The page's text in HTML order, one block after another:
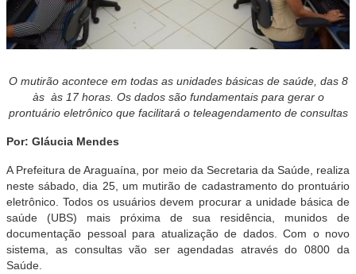
O mutirão acontece em todas as unidades básicas de saúde, das 8
às às 17 horas. Os dados são fundamentais para gerar o
prontuário eletrônico que facilitará o teleagendamento de consultas
Por: Gláucia Mendes
A Prefeitura de Araguaína, por meio da Secretaria da Saúde, realiza
neste sábado, dia 25, um mutirão de cadastramento do prontuário
eletrônico. Todos os usuários devem procurar a unidade básica de
saúde (UBS) mais próxima de sua residência, munidos de
documentação pessoal para atualização de dados. Com o novo
sistema, as consultas vão ser agendadas através do 0800 da
Saúde.